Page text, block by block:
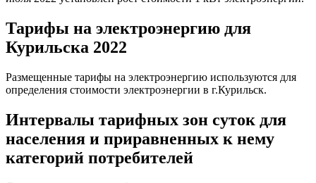
Тарифы на электроэнергию для
Курильска 2022
Размещенные тарифы на электроэнергию используются для
определения стоимости электроэнергии в г.Курильск.
Интервалы тарифных зон суток для
населения и приравненных к нему
категорий потребителей